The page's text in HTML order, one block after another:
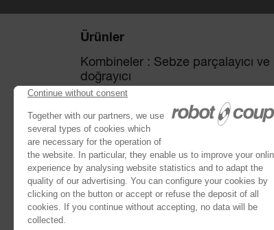
Ürünler
Kombineler : Sebze parçalayıcı ve
doğrayıcı
Disk seçimi
Sebze Doğrama
Parçalayıcı mikserler
Robot Cook
Blixer ®
Kitchen Blenders